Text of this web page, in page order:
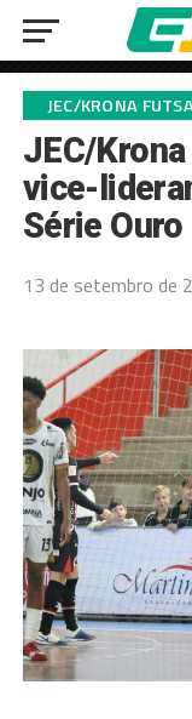
JEC/KRONA
JEC/
vice-
Série Ouro
13 de setembro de